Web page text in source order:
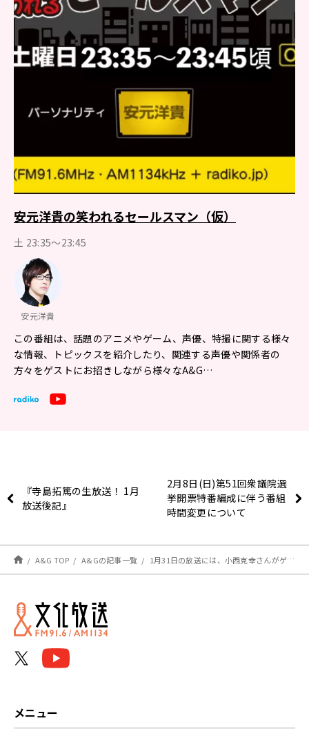
安元洋貴の笑われるセールスマン（仮）
土 23:35～23:45
安元洋貴
この番組は、話題のアニメやゲーム、声優、特撮に関する様々
な情報、トピックスを紹介したり、関連する声優や関係者の
方々をゲストにお招きしながら様々なA&G…
『寺島拓篤の生放送！ 1月
放送後記』
2月8日(日)第51回衆議院選
挙開票特番編成に伴う番組
時間変更について
A&G TOP A&Gの記事一覧 1月31日の放送には、小西克幸さんがゲストに登場！ 『安元洋貴の笑われるセールスマン（仮）』
メニュー